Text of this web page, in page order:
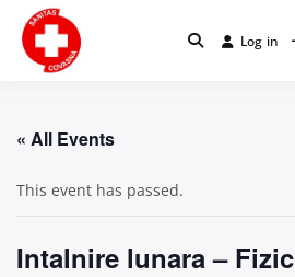
conținut
Log in
« All Events
This event has passed.
Intalnire lunara – Fizic